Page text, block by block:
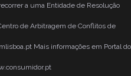
a uma Entidade de Resolução
de Arbitragem de Conflitos de
Mais informações em Portal do